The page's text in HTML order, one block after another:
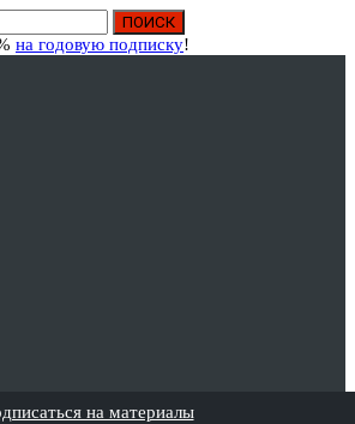
на годовую подписку!
на материалы